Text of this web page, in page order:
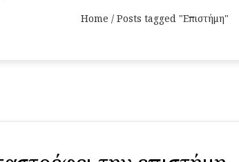
Home / Posts tagged "Επιστήμη"